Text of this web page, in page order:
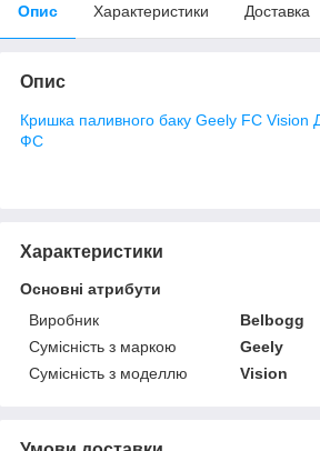
Опис Характеристики Доставка
Опис
Кришка паливного баку Geely FC Vision
ФС
Характеристики
Основні атрибути
Виробник
Belbogg
Сумісність з маркою
Geely
Сумісність з моделлю
Vision